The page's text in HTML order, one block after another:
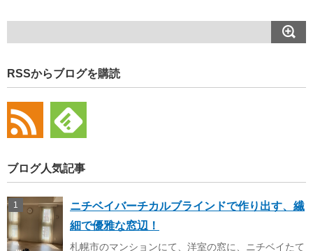
RSSからブログを購読
ブログ人気記事
ニチベイバーチカルブラインドで作り出す、繊
細で優雅な窓辺！
札幌市のマンションにて、洋室の窓に、ニチベイたて